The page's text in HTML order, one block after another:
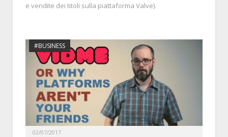
e vendite dei titoli sulla piattaforma Valve).
#BUSINESS
02/07/2017